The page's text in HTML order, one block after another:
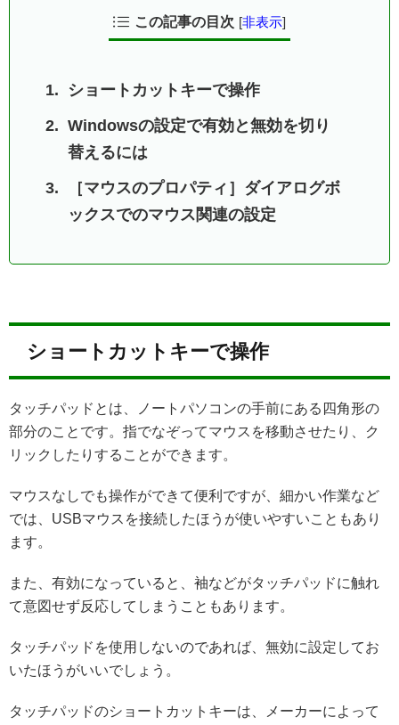
この記事の目次 [非表示]
ショートカットキーで操作
Windowsの設定で有効と無効を切り
替えるには
［マウスのプロパティ］ダイアログボ
ックスでのマウス関連の設定
ショートカットキーで操作
タッチパッドとは、ノートパソコンの手前にある四角形の
部分のことです。指でなぞってマウスを移動させたり、ク
リックしたりすることができます。
マウスなしでも操作ができて便利ですが、細かい作業など
では、USBマウスを接続したほうが使いやすいこともあり
ます。
また、有効になっていると、袖などがタッチパッドに触れ
て意図せず反応してしまうこともあります。
タッチパッドを使用しないのであれば、無効に設定してお
いたほうがいいでしょう。
タッチパッドのショートカットキーは、メーカーによって